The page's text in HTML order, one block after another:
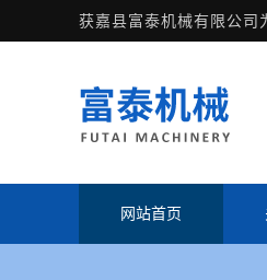
获嘉县富泰机械有限公司
网站首页